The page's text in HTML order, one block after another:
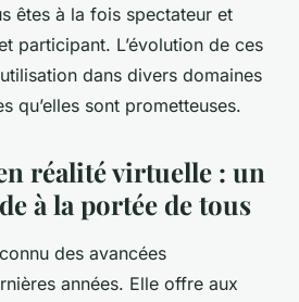
êtes à la fois spectateur et
participant. L’évolution de ces
dans divers domaines
qu’elles sont prometteuses.
réalité virtuelle : un
à la portée de tous
des avancées
années. Elle offre aux